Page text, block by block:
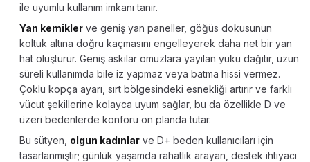
ile uyumlu kullanım imkanı tanır.
Yan kemikler ve geniş yan paneller, göğüs dokusunun
koltuk altına doğru kaçmasını engelleyerek daha net bir yan
hat oluşturur. Geniş askılar omuzlara yayılan yükü dağıtır, uzun
süreli kullanımda bile iz yapmaz veya batma hissi vermez.
Çoklu kopça ayarı, sırt bölgesindeki esnekliği artırır ve farklı
vücut şekillerine kolayca uyum sağlar, bu da özellikle D ve
üzeri bedenlerde konforu ön planda tutar.
Bu sütyen, olgun kadınlar ve D+ beden kullanıcıları için
tasarlanmıştır; günlük yaşamda rahatlık arayan, destek ihtiyacı